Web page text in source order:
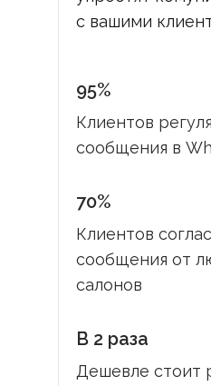
с вашими
95%
Клиентов
сообщения в
70%
Клиентов
сообщения от
салонов
В 2 раза
Дешевле стоит